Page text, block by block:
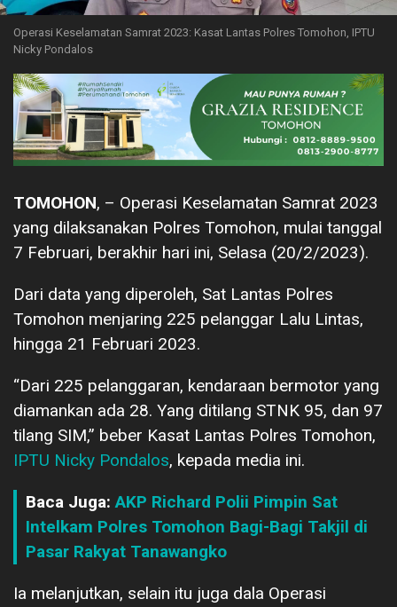
Operasi Keselamatan Samrat 2023: Kasat Lantas Polres Tomohon, IPTU
Nicky Pondalos
TOMOHON, – Operasi Keselamatan Samrat 2023
yang dilaksanakan Polres Tomohon, mulai tanggal
7 Februari, berakhir hari ini, Selasa (20/2/2023).
Dari data yang diperoleh, Sat Lantas Polres
Tomohon menjaring 225 pelanggar Lalu Lintas,
hingga 21 Februari 2023.
“Dari 225 pelanggaran, kendaraan bermotor yang
diamankan ada 28. Yang ditilang STNK 95, dan 97
tilang SIM,” beber Kasat Lantas Polres Tomohon,
IPTU Nicky Pondalos, kepada media ini.
Baca Juga:AKP Richard Polii Pimpin Sat
Intelkam Polres Tomohon Bagi-Bagi Takjil di
Pasar Rakyat Tanawangko
Ia melanjutkan, selain itu juga dala Operasi